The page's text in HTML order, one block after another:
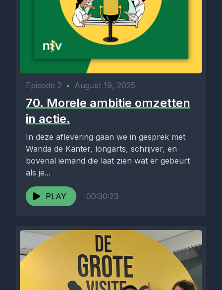
Episode 2 • August 19, 2025
70. Morele ambitie omzetten
in actie.
In deze aflevering gaan we in gesprek met
Wanda de Kanter, longarts, schrijver, en
bovenal iemand die laat zien wat er gebeurt
als je...
PLAY 00:30:23